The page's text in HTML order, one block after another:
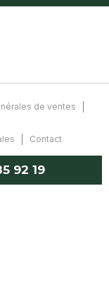
de ventes
Contact
92 19